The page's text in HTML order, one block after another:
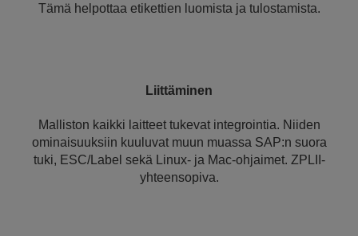
Tämä helpottaa etikettien luomista ja tulostamista.
Liittäminen
Malliston kaikki laitteet tukevat integrointia. Niiden
ominaisuuksiin kuuluvat muun muassa SAP:n suora
tuki, ESC/Label sekä Linux- ja Mac-ohjaimet. ZPLII-
yhteensopiva.